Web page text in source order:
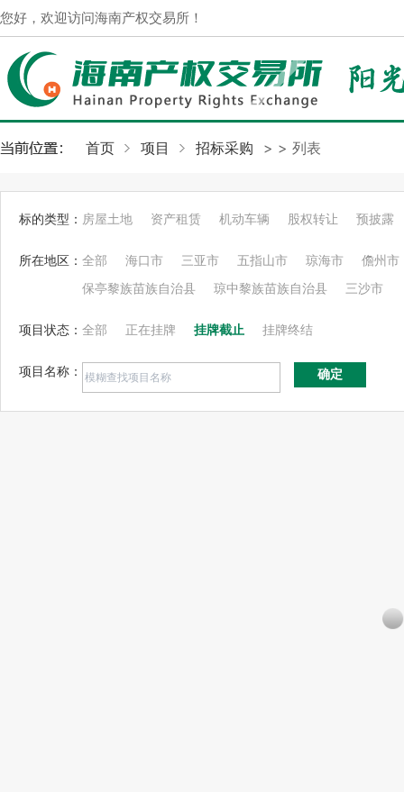
您好，欢迎访问海南产权交易所！
首页 项目 >
招标采购 > 列表
标的类型： 房屋土地 资产租赁 机动车辆 股权转让 预披露
所在地区： 全部 海口市 三亚市 五指山市 琼海市 儋州市
保亭黎族苗族自治县 琼中黎族苗族自治县 三沙市
项目状态： 全部 正在挂牌 挂牌截止 挂牌终结
项目名称： 确定